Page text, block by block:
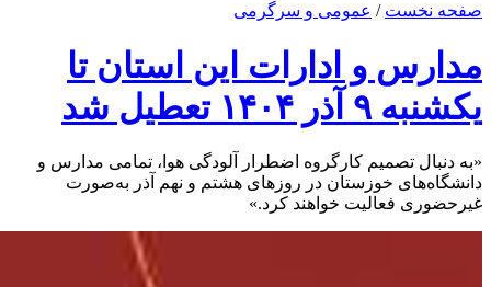
صفحه نخست / عمومی و سرگرمی
مدارس و ادارات این استان تا
یکشنبه ۹ آذر ۱۴۰۴ تعطیل شد
«به دنبال تصمیم کارگروه اضطرار آلودگی هوا، تمامی مدارس و
دانشگاه‌های خوزستان در روز‌های هشتم و نهم آذر به‌صورت
غیرحضوری فعالیت خواهند کرد.»